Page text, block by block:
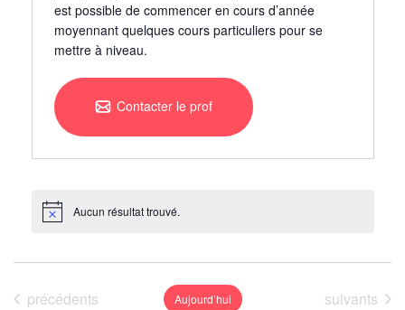
est possible de commencer en cours d’année
moyennant quelques cours particuliers pour se
mettre à niveau.
Contacter le prof
N
i
Aucun résultat trouvé.
Événements
précédents Aujourd’hui Événements
suivants